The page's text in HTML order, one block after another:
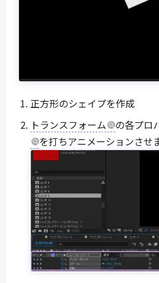
正方形のシェイプを作成
トランスフォーム
の各プロ
を打ちアニメーションさせ